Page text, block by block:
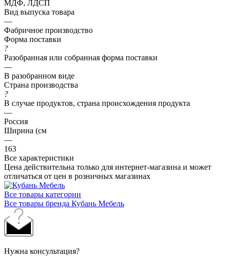
МДФ, ЛДСП
Вид выпуска товара
—
Фабричное производство
Форма поставки
?
Разобранная или собранная форма поставки
—
В разобранном виде
Страна производства
?
В случае продуктов, страна происхождения продукта
—
Россия
Ширина (см
—
163
Все характеристики
Цена действительна только для интернет-магазина и может
отличаться от цен в розничных магазинах
Все товары категории
Все товары бренда Кубань Мебель
Нужна консультация?